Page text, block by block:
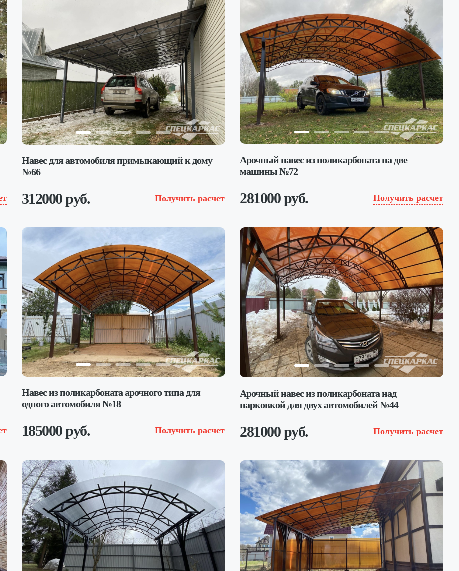
Навес для автомобиля примыкающий к дому
№66
312000 руб. Получить расчет
Арочный навес из поликарбоната на две
машины №72
281000 руб. Получить расчет
Навес из поликарбоната арочного типа для
одного автомобиля №18
185000 руб. Получить расчет
Арочный навес из поликарбоната над
парковкой для двух автомобилей №44
281000 руб. Получить расчет